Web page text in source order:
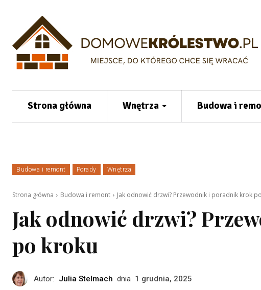
Strona główna Wnętrza Budowa i
Budowa i remont Porady Wnętrza
Strona główna Budowa i remont Jak odnowić drzwi? Przewodnik i poradnik krok
Jak odnowić drzwi?
po kroku
Autor: Julia Stelmach dnia 1 grudnia, 2025